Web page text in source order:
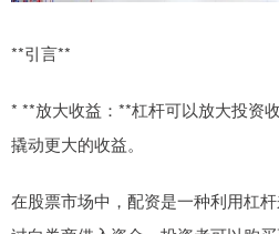
**引言**
* **放大收益：**杠杆可以放大投资
撬动更大的收益。
在股票市场中，配资是一种利用杠